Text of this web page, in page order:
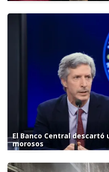
El Banco Central
morosos